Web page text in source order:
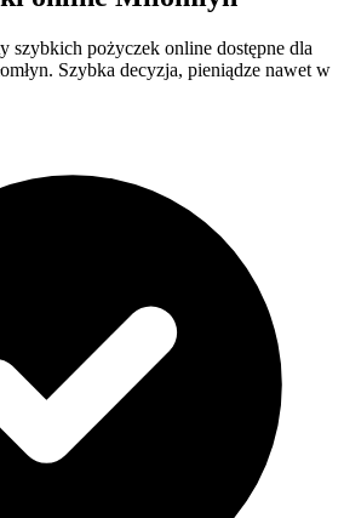
szybkich pożyczek online dostępne dla
Szybka decyzja, pieniądze nawet w